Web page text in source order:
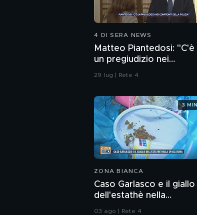
4 DI SERA NEWS
Matteo Piantedosi: "C'è
un pregiudizio nei
confronti della polizia"
29 lug | Rete 4
ZONA BIANCA
Caso Garlasco e il giallo
dell'estathè nella
spazzatura
03 ago | Rete 4
3 MIN